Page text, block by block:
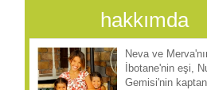
hakkımda
Neva ve
İbotane'nin eşi,
Gemisi'nin